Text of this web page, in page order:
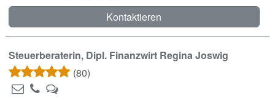
Kontaktieren
Steuerberaterin, Dipl. Finanzwirt Regina Joswig
(80)